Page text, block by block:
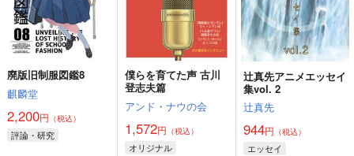
廃版旧制服図鑑8
麒麟堂
2,200円 （税込）
評論・研究
僕らを育てた声 古川
登志夫篇
アンド・ナウの会
1,572円 （税込）
オリジナル
辻真先アニメエッセイ
集vol. 2
辻真先
944円 （税込）
エッセイ